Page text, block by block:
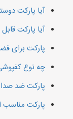
آیا پارکت
آیا پارکت
پارکت برای
چه نوع
پارکت ضد
پارکت مناسب